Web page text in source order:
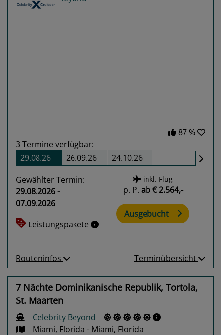
87 %
3 Termine verfügbar:
29.08.26
26.09.26 24.10.26
Gewählter Termin:
29.08.2026 -
07.09.2026
Leistungspakete
inkl. Flug
p. P. ab€ 2.564,-
Ausgebucht
Routeninfos Terminübersicht
7 Nächte Dominikanische Republik, Tortola,
St. Maarten
Celebrity Beyond
Miami, Florida - Miami, Florida